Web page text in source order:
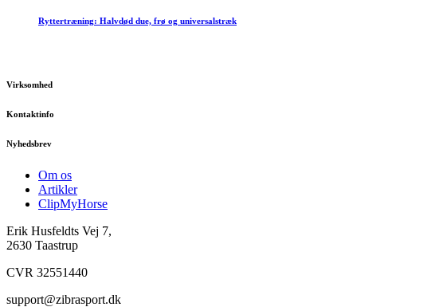
Ryttertræning: Halvdød due, frø og universalstræk
Virksomhed
Kontaktinfo
Nyhedsbrev
Om os
Artikler
ClipMyHorse
Erik Husfeldts Vej 7,
2630 Taastrup
CVR 32551440
support@zibrasport.dk